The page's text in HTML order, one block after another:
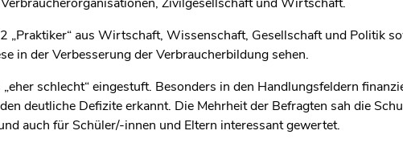
„Praktiker“ aus Wirtschaft, Wissenschaft, Gesellschaft und Politik
in der Verbesserung der Verbraucherbildung sehen.
schlecht“ eingestuft. Besonders in den Handlungsfeldern
deutliche Defizite erkannt. Die Mehrheit der Befragten sah die
auch für Schüler/-innen und Eltern interessant gewertet.